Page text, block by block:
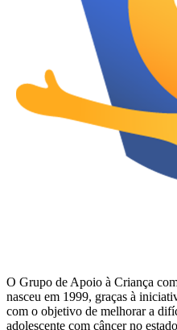
O Grupo de Apoio à Criança
nasceu em 1999, graças à
com o objetivo de melhorar a
adolescente com câncer no